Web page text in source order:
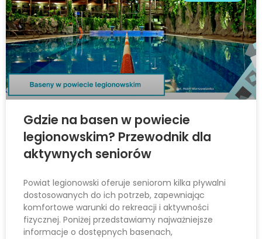
Gdzie na basen w powiecie
legionowskim? Przewodnik dla
aktywnych seniorów
Powiat legionowski oferuje seniorom kilka pływalni
dostosowanych do ich potrzeb, zapewniając
komfortowe warunki do rekreacji i aktywności
fizycznej. Poniżej przedstawiamy najważniejsze
informacje o dostępnych basenach,